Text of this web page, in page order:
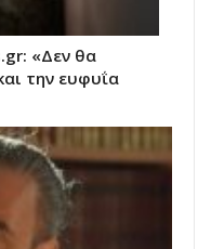
«Δεν θα
την ευφυΐα